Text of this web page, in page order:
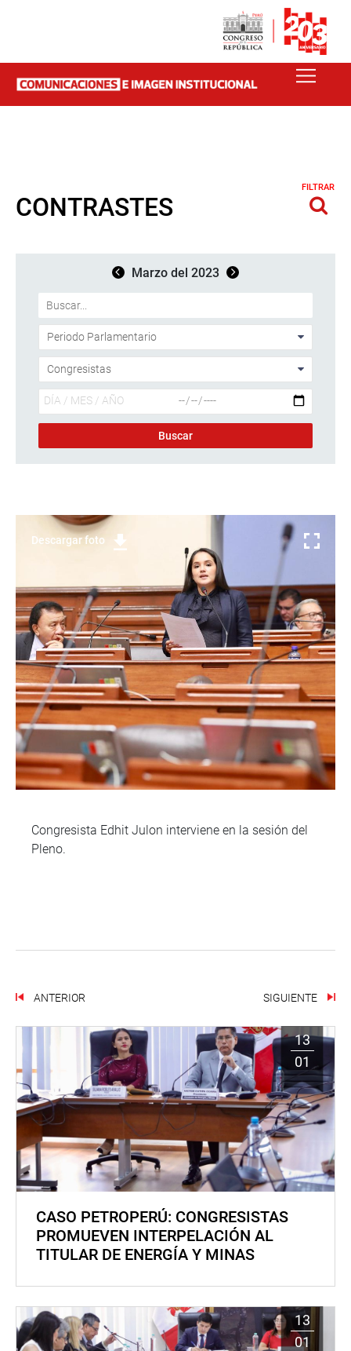
CONTRASTES
FILTRAR
Marzo del 2023
Descargar foto
Congresista Edhit Julon interviene en la sesión del
Pleno.
ANTERIOR SIGUIENTE
13
01
CASO PETROPERÚ: CONGRESISTAS
PROMUEVEN INTERPELACIÓN AL
TITULAR DE ENERGÍA Y MINAS
13
01